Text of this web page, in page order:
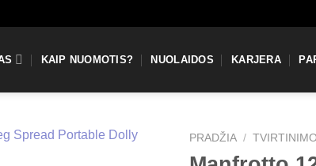
KAIP NUOMOTIS? NUOLAIDOS KARJERA
PRADŽIA /